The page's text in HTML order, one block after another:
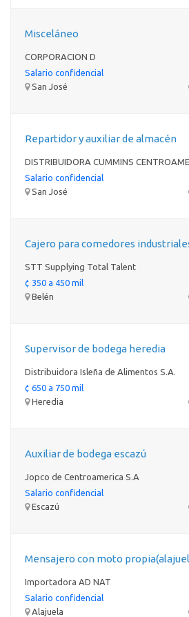
Misceláneo
CORPORACION D
Salario confidencial
San José
Repartidor y auxiliar de almacén
DISTRIBUIDORA CUMMINS
Salario confidencial
San José
Cajero para comedores
STT Supplying Total Talent
¢ 350 a 450 mil
Belén
Supervisor de bodega heredia
Distribuidora Isleña de Alimentos S.A.
¢ 650 a 750 mil
Heredia
Auxiliar de bodega escazú
Jopco de Centroamerica S.A
Salario confidencial
Escazú
Mensajero con moto
Importadora AD NAT
Salario confidencial
Alajuela